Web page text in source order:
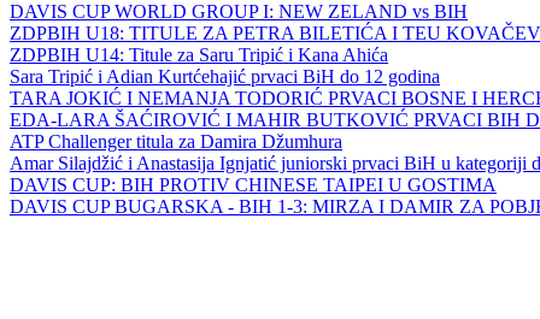
DAVIS CUP WORLD GROUP I: NEW ZELAND vs BIH
ZDPBIH U18: TITULE ZA PETRA BILETIĆA I TEU
ZDPBIH U14: Titule za Saru Tripić i Kana Ahića
Sara Tripić i Adian Kurtćehajić prvaci BiH do 12 godina
TARA JOKIĆ I NEMANJA TODORIĆ PRVACI BOSNE I
EDA-LARA ŠAĆIROVIĆ I MAHIR BUTKOVIĆ PRVACI BIH
ATP Challenger titula za Damira Džumhura
Amar Silajdžić i Anastasija Ignjatić juniorski prvaci BiH u kategoriji
DAVIS CUP: BIH PROTIV CHINESE TAIPEI U GOSTIMA
DAVIS CUP BUGARSKA - BIH 1-3: MIRZA I DAMIR ZA